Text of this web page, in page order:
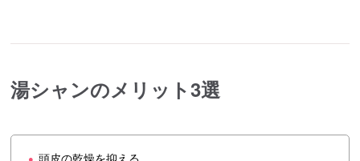
湯シャンのメリット3選
● 頭皮の乾燥を抑える